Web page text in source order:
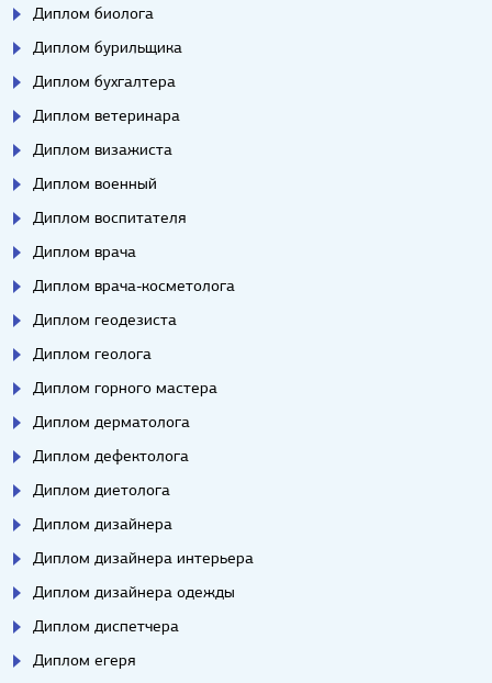
Диплом биолога
Диплом бурильщика
Диплом бухгалтера
Диплом ветеринара
Диплом визажиста
Диплом военный
Диплом воспитателя
Диплом врача
Диплом врача-косметолога
Диплом геодезиста
Диплом геолога
Диплом горного мастера
Диплом дерматолога
Диплом дефектолога
Диплом диетолога
Диплом дизайнера
Диплом дизайнера интерьера
Диплом дизайнера одежды
Диплом диспетчера
Диплом егеря